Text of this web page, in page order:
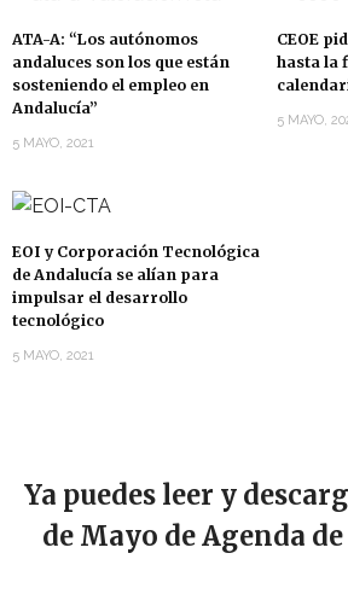
ATA-A: “Los autónomos
andaluces son los que están
sosteniendo el empleo en
Andalucía”
5 MAYO, 2021
CEOE
hasta la
5 MAYO,
EOI y Corporación Tecnológica
de Andalucía se alían para
impulsar el desarrollo
tecnológico
5 MAYO, 2021
Ya puedes leer y
de Mayo de Agenda